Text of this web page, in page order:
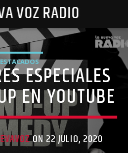
VOZ RADIO
ESPECIALES
EN YOUTUBE
ON 22 JULIO, 2020